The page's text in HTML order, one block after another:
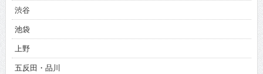
渋谷
池袋
上野
五反田・品川